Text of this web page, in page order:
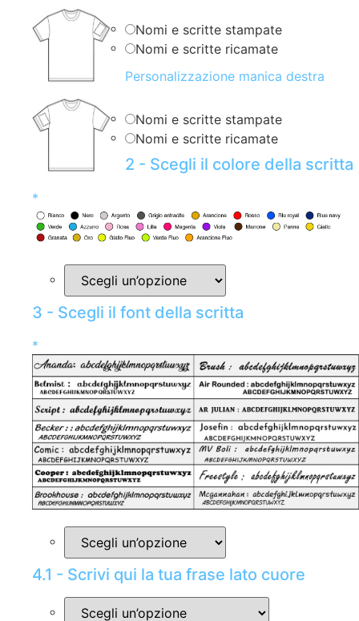
Nomi e scritte stampate
Nomi e scritte ricamate
Personalizzazione manica destra
Nomi e scritte stampate
Nomi e scritte ricamate
2 - Scegli il colore della scritta
*
3 - Scegli il font della scritta
*
4.1 - Scrivi qui la tua frase lato cuore